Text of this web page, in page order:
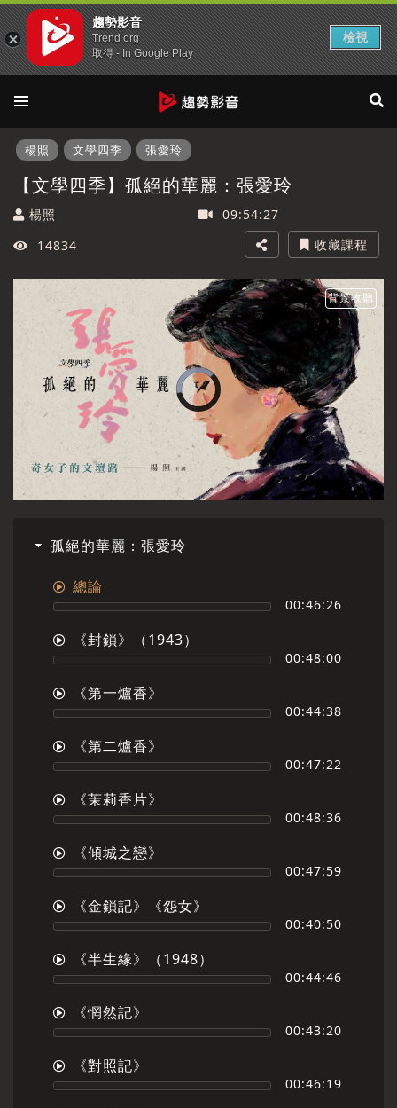
楊照 文學四季 張愛玲
【文學四季】孤絕的華麗：張愛玲
楊照
09:54:27
14834
收藏課程
背景收聽
孤絕的華麗：張愛玲
總論
00:46:26
《封鎖》（1943）
00:48:00
《第一爐香》
00:44:38
《第二爐香》
00:47:22
《茉莉香片》
00:48:36
《傾城之戀》
00:47:59
《金鎖記》《怨女》
00:40:50
《半生緣》（1948）
00:44:46
《惘然記》
00:43:20
《對照記》
00:46:19
趨勢影音
Trend org
取得 - In Google Play
檢視